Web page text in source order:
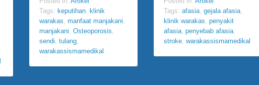
Tags: keputihan
klinik
warakas manfaat manjakani
manjakani Osteoporosis
sendi tulang
warakassismamedikal
Tags: afasia gejala afasia
klinik warakas penyakit
afasia penyebab afasia
stroke warakassismamedikal